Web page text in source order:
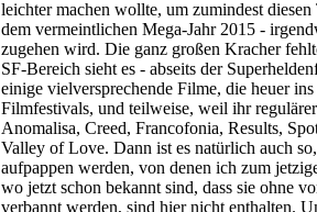
leichter machen wollte, um zumindest
dem vermeintlichen Mega-Jahr 2015 -
zugehen wird. Die ganz großen Kracher
SF-Bereich sieht es - abseits der
einige vielversprechende Filme, die heuer
Filmfestivals, und teilweise, weil ihr
Anomalisa, Creed, Francofonia, Results,
Valley of Love. Dann ist es natürlich auch
aufpappen werden, von denen ich zum
wo jetzt schon bekannt sind, dass sie ohne
verbannt werden, sind hier nicht enthalten.